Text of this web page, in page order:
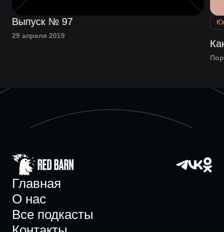
Выпуск № 97
29 апреля 2019
Главная
О нас
Все подкасты